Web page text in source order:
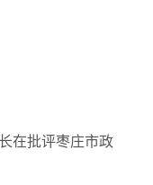
在批评枣庄市政